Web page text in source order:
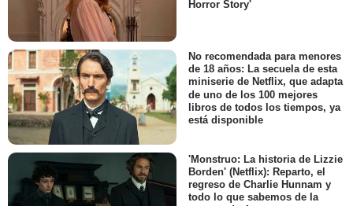
Horror Story'
No recomendada para menores
de 18 años: La secuela de esta
miniserie de Netflix, que adapta
de uno de los 100 mejores
libros de todos los tiempos, ya
está disponible
'Monstruo: La historia de Lizzie
Borden' (Netflix): Reparto, el
regreso de Charlie Hunnam y
todo lo que sabemos de la